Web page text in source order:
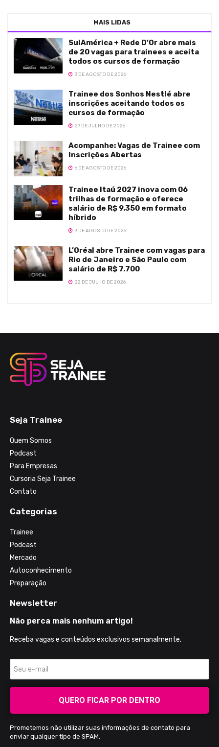
MAIS LIDAS
SulAmérica + Rede D’Or abre mais
de 20 vagas para trainees e aceita
todos os cursos de formação
3 DE AGOSTO DE 2026
Trainee dos Sonhos Nestlé abre
inscrições aceitando todos os
cursos de formação
27 DE JULHO DE 2026
Acompanhe: Vagas de Trainee com
Inscrições Abertas
6 DE AGOSTO DE 2026
Trainee Itaú 2027 inova com 06
trilhas de formação e oferece
salário de R$ 9.350 em formato
híbrido
3 DE AGOSTO DE 2026
L’Oréal abre Trainee com vagas para
Rio de Janeiro e São Paulo com
salário de R$ 7.700
22 DE JULHO DE 2026
Seja Trainee
Quem Somos
Podcast
Para Empresas
Cursoria Seja Trainee
Contato
Categorias
Trainee
Podcast
Mercado
Autoconhecimento
Preparação
Newsletter
Não perca mais nenhum artigo!
Receba vagas e conteúdos exclusivos semanalmente.
QUERO FICAR POR DENTRO
Prometemos não utilizar suas informações de contato para
enviar qualquer tipo de SPAM.